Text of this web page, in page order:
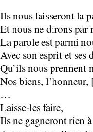
Ils nous laisseront la
Et nous ne dirons par
La parole est parmi
Avec son esprit et ses
Qu’ils nous prennent
Nos biens, l’honneur,
…
Laisse-les faire,
Ils ne gagneront rien